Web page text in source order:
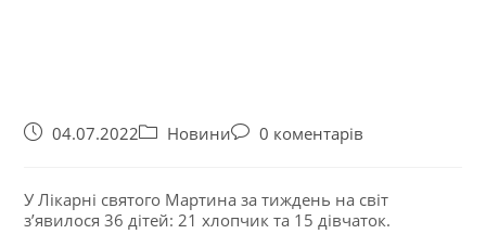
04.07.2022 Новини 0 коментарів
У Лікарні святого Мартина за тиждень на світ
з’явилося 36 дітей: 21 хлопчик та 15 дівчаток.